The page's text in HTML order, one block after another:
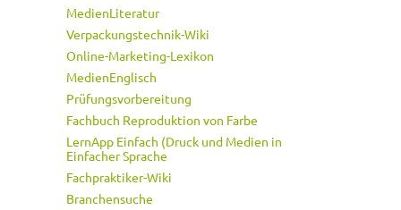
MedienLiteratur
Verpackungstechnik-Wiki
Online-Marketing-Lexikon
MedienEnglisch
Prüfungsvorbereitung
Fachbuch Reproduktion von Farbe
LernApp Einfach (Druck und Medien in
Einfacher Sprache
Fachpraktiker-Wiki
Branchensuche